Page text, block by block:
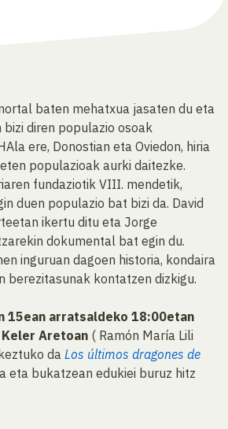
baten mehatxua jasaten du eta
diren populazio osoak
ere, Donostian eta Oviedon, hiria
populazioak aurki daitezke.
fundaziotik VIII. mendetik,
duen populazio bat bizi da. David
ikertu ditu eta Jorge
dokumental bat egin du.
inguruan dagoen historia, kondaira
berezitasunak kontatzen dizkigu.
15ean arratsaldeko 18:00etan
Aretoan ( Ramón María Lili
da Los últimos dragones de
eta bukatzean edukiei buruz hitz